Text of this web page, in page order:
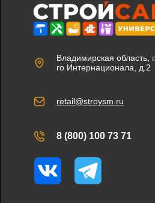
Владимирская область,
го Интернационала, д.2
retail@stroysm.ru
8 (800) 100 73 71
Вконтакте